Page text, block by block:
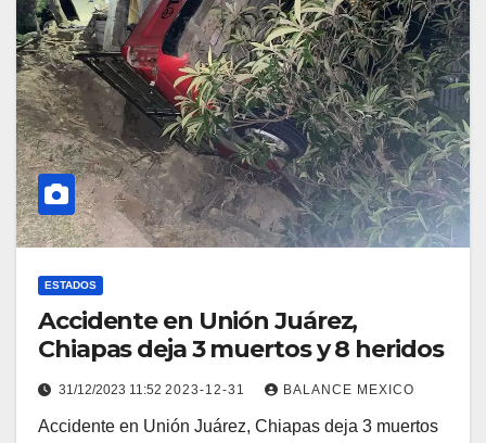
ESTADOS
Accidente en Unión Juárez,
Chiapas deja 3 muertos y 8 heridos
31/12/2023 11:52 2023-12-31 BALANCE MEXICO
Accidente en Unión Juárez, Chiapas deja 3 muertos